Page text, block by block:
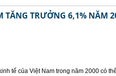
TĂNG TRƯỞNG 6,1% NĂM
tế của Việt Nam trong năm 2000 có